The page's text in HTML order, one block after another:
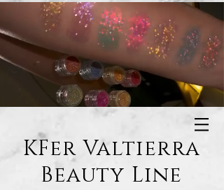
KFer Valtierra
Beauty Line